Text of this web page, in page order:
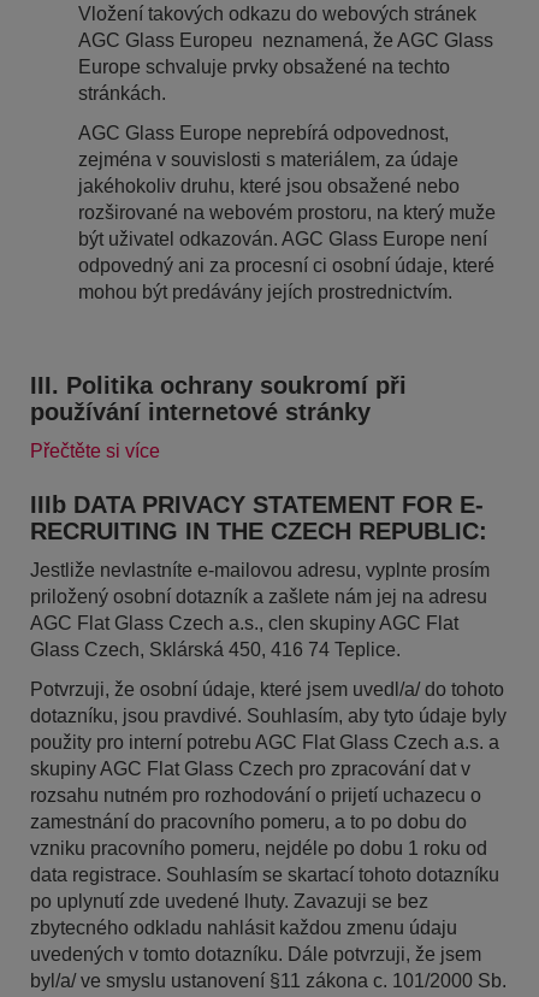
Vložení takových odkazu do webových stránek
AGC Glass Europeu neznamená, že AGC Glass
Europe schvaluje prvky obsažené na techto
stránkách.
AGC Glass Europe neprebírá odpovednost,
zejména v souvislosti s materiálem, za údaje
jakéhokoliv druhu, které jsou obsažené nebo
rozširované na webovém prostoru, na který muže
být uživatel odkazován. AGC Glass Europe není
odpovedný ani za procesní ci osobní údaje, které
mohou být predávány jejích prostrednictvím.
III. Politika ochrany soukromí při
používání internetové stránky
Přečtěte si více
IIIb DATA PRIVACY STATEMENT FOR E-
RECRUITING IN THE CZECH REPUBLIC:
Jestliže nevlastníte e-mailovou adresu, vyplnte prosím
priložený osobní dotazník a zašlete nám jej na adresu
AGC Flat Glass Czech a.s., clen skupiny AGC Flat
Glass Czech, Sklárská 450, 416 74 Teplice.
Potvrzuji, že osobní údaje, které jsem uvedl/a/ do tohoto
dotazníku, jsou pravdivé. Souhlasím, aby tyto údaje byly
použity pro interní potrebu AGC Flat Glass Czech a.s. a
skupiny AGC Flat Glass Czech pro zpracování dat v
rozsahu nutném pro rozhodování o prijetí uchazecu o
zamestnání do pracovního pomeru, a to po dobu do
vzniku pracovního pomeru, nejdéle po dobu 1 roku od
data registrace. Souhlasím se skartací tohoto dotazníku
po uplynutí zde uvedené lhuty. Zavazuji se bez
zbytecného odkladu nahlásit každou zmenu údaju
uvedených v tomto dotazníku. Dále potvrzuji, že jsem
byl/a/ ve smyslu ustanovení §11 zákona c. 101/2000 Sb.